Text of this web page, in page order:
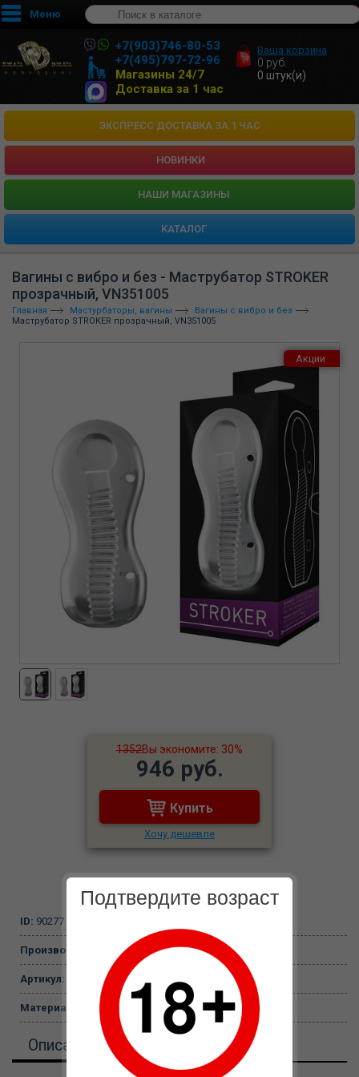
Меню
+7(903)746-80-53
+7(495)797-72-96
Магазины 24/7
Доставка за 1 час
Ваша корзина
0 руб.
0 штук(и)
ЭКСПРЕСС ДОСТАВКА ЗА 1 ЧАС
НОВИНКИ
HАШИ МАГАЗИНЫ
КАТАЛОГ
Вагины с вибро и без - Маструбатор STROKER
прозрачный, VN351005
Главная Мастурбаторы, вагины
Вагины с вибро и без
Маструбатор STROKER прозрачный, VN351005
Акции
1352Вы экономите: 30%
946 руб.
Купить
Хочу дешевле
ID: 90277
Производитель: Джага-Джага
Артикул: 401-05 BX DD
Материал:
Описание
Подтвердите возраст